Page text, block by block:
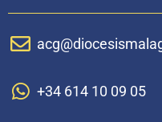
+34 614 10 09 05